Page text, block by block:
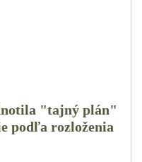
"tajný plán"
podľa rozloženia